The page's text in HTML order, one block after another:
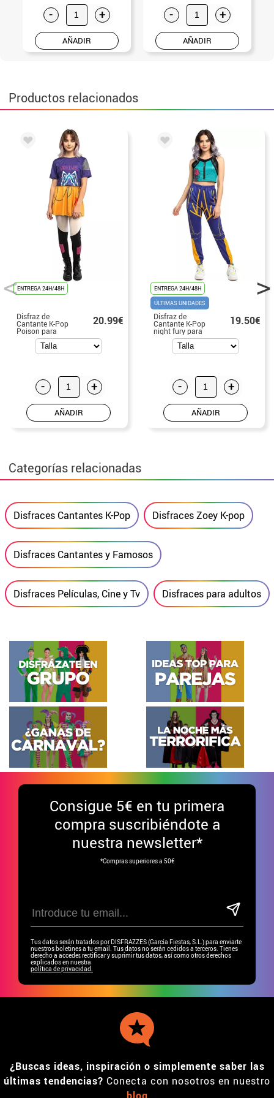
- +
AÑADIR
- +
AÑADIR
Productos relacionados
ENTREGA 24H/48H
Disfraz de
Cantante K-Pop
Poison para
adolescente
20.99€
- +
AÑADIR
ENTREGA 24H/48H
ÚLTIMAS UNIDADES
Disfraz de
Cantante K-Pop
night fury para
adolescente
19.50€
- +
AÑADIR
Categorías relacionadas
Disfraces Cantantes K-Pop Disfraces Zoey K-pop
Disfraces Cantantes y Famosos
Disfraces Películas, Cine y Tv Disfraces para adultos
Consigue 5€ en tu primera
compra suscribiéndote a
nuestra newsletter*
*Compras superiores a 50€
Tus datos serán tratados por DISFRAZZES (García Fiestas, S.L.) para enviarte
nuestros boletines a tu email. Tus datos no serán cedidos a terceros. Tienes
derecho a acceder, rectificar y suprimir tus datos, así como otros derechos
explicados en nuestra
política de privacidad.
¿Buscas ideas, inspiración o simplemente saber las
últimas tendencias? Conecta con nosotros en nuestro